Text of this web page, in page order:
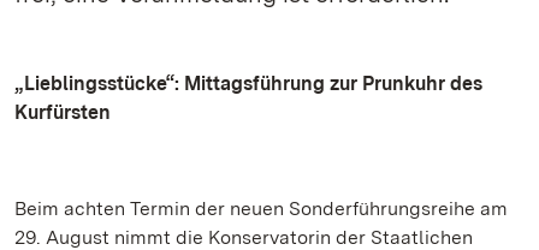
„Lieblingsstücke“: Mittagsführung zur Prunkuhr des
Kurfürsten
Beim achten Termin der neuen Sonderführungsreihe am
29. August nimmt die Konservatorin der Staatlichen